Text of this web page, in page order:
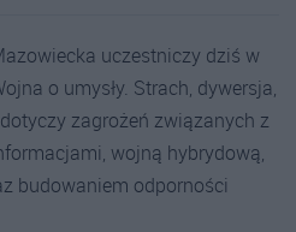
uczestniczy dziś w
o umysły. Strach, dywersja,
zagrożeń związanych z
wojną hybrydową,
budowaniem odporności